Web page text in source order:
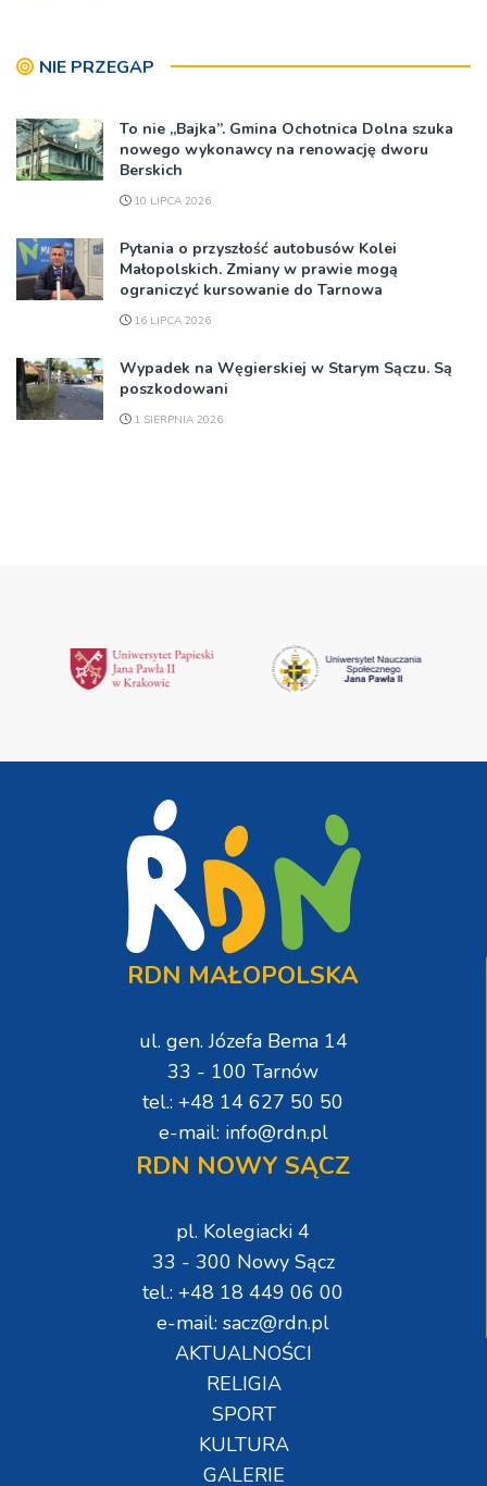
NIE PRZEGAP
To nie „Bajka”. Gmina Ochotnica Dolna szuka
nowego wykonawcy na renowację dworu
Berskich
10 LIPCA 2026
Pytania o przyszłość autobusów Kolei
Małopolskich. Zmiany w prawie mogą
ograniczyć kursowanie do Tarnowa
16 LIPCA 2026
Wypadek na Węgierskiej w Starym Sączu. Są
poszkodowani
1 SIERPNIA 2026
RDN MAŁOPOLSKA
ul. gen. Józefa Bema 14
33 - 100 Tarnów
tel.: +48 14 627 50 50
e-mail: info@rdn.pl
RDN NOWY SĄCZ
pl. Kolegiacki 4
33 - 300 Nowy Sącz
tel.: +48 18 449 06 00
e-mail: sacz@rdn.pl
AKTUALNOŚCI
RELIGIA
SPORT
KULTURA
GALERIE